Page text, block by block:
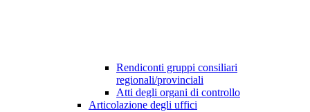
Rendiconti gruppi consiliari
regionali/provinciali
Atti degli organi di controllo
Articolazione degli uffici